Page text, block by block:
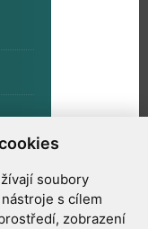
soubory
s cílem
zobrazení